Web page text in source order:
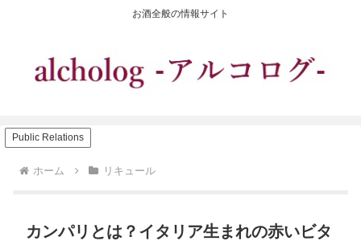
お酒全般の情報サイト
Public Relations
ホーム リキュール
カンパリとは？イタリア生まれの赤いビタ